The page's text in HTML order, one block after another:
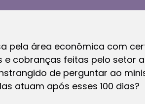
pela área econômica com
e cobranças feitas pelo setor
de perguntar ao
atuam após esses 100 dias?